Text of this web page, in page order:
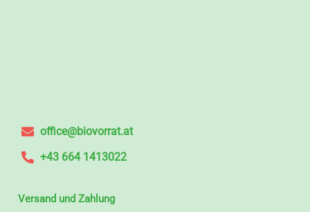
office@biovorrat.at
+43 664 1413022
Versand und Zahlung